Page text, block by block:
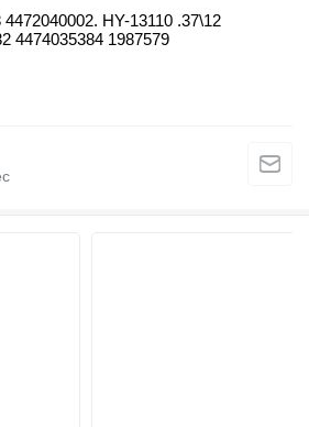
HY-13110 .37\12
4474035384 1987579